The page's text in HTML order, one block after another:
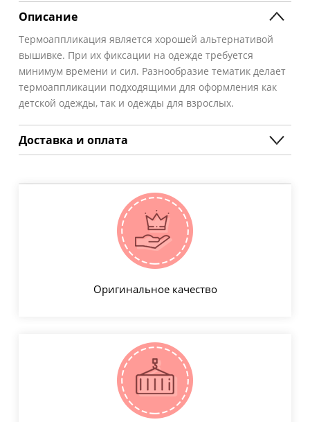
Описание
Термоаппликация является хорошей альтернативой
вышивке. При их фиксации на одежде требуется
минимум времени и сил. Разнообразие тематик делает
термоаппликации подходящими для оформления как
детской одежды, так и одежды для взрослых.
Доставка и оплата
Оригинальное качество